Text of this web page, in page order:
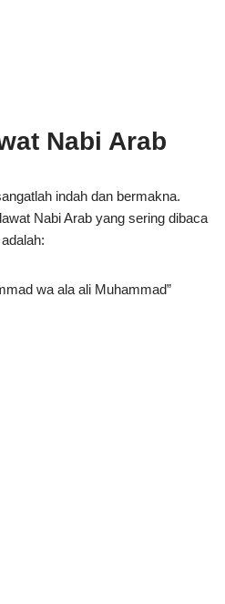
Nabi Arab
indah dan bermakna.
Nabi Arab yang sering dibaca
wa ala ali Muhammad”